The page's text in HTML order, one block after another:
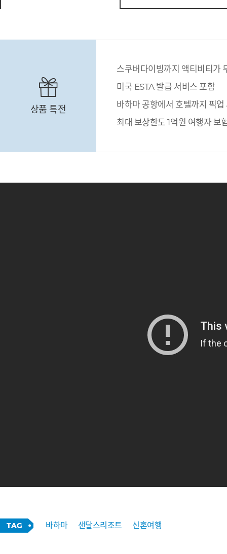
상품 특전
스쿠버다이빙까지 액티비티가
미국 ESTA 발급 서비스 포함
바하마 공항에서 호텔까지 픽업
최대 보상한도 1억원 여행자 보
바하마 샌달스리조트 신혼여행